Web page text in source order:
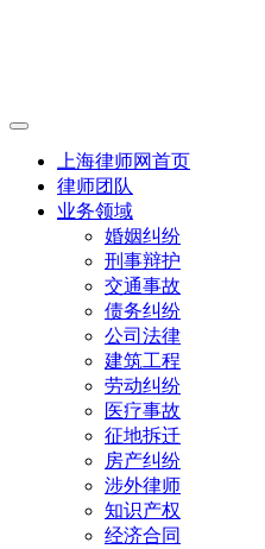
上海律师网首页
律师团队
业务领域
婚姻纠纷
刑事辩护
交通事故
债务纠纷
公司法律
建筑工程
劳动纠纷
医疗事故
征地拆迁
房产纠纷
涉外律师
知识产权
经济合同